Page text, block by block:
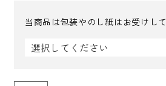
当商品は包装やのし紙はお受けし